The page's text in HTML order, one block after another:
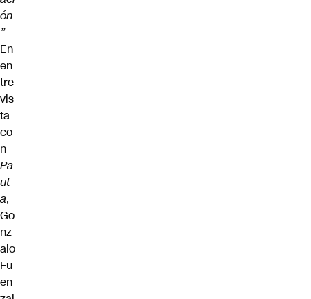
ón
”
En
en
tre
vis
ta
co
n
Pa
ut
a,
Go
nz
alo
Fu
en